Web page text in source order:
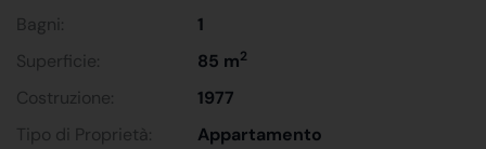
Bagni:
1
Superficie:
85 m2
Costruzione:
1977
Tipo di Proprietà:
Appartamento